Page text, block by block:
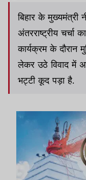
बिहार के मुख्यमंत्री
अंतरराष्ट्रीय चर्चा
कार्यक्रम के दौरान
लेकर उठे विवाद में
भट्टी कूद पड़ा है.